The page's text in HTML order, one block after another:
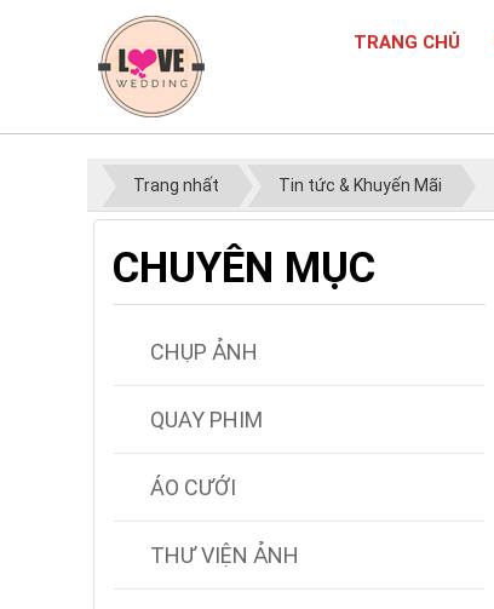
TRANG CHỦ
Trang nhất Tin tức & Khuyến Mãi
CHUYÊN MỤC
CHỤP ẢNH
QUAY PHIM
ÁO CƯỚI
THƯ VIỆN ẢNH